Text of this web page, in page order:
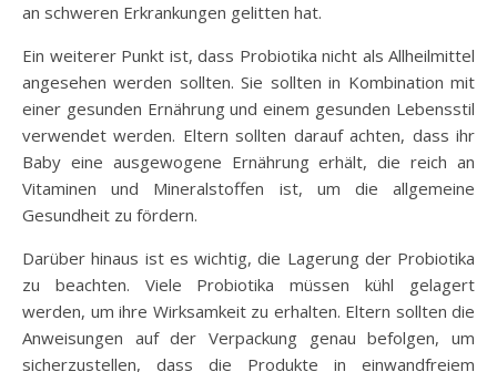
an schweren Erkrankungen gelitten hat.
Ein weiterer Punkt ist, dass Probiotika nicht als Allheilmittel
angesehen werden sollten. Sie sollten in Kombination mit
einer gesunden Ernährung und einem gesunden Lebensstil
verwendet werden. Eltern sollten darauf achten, dass ihr
Baby eine ausgewogene Ernährung erhält, die reich an
Vitaminen und Mineralstoffen ist, um die allgemeine
Gesundheit zu fördern.
Darüber hinaus ist es wichtig, die Lagerung der Probiotika
zu beachten. Viele Probiotika müssen kühl gelagert
werden, um ihre Wirksamkeit zu erhalten. Eltern sollten die
Anweisungen auf der Verpackung genau befolgen, um
sicherzustellen, dass die Produkte in einwandfreiem